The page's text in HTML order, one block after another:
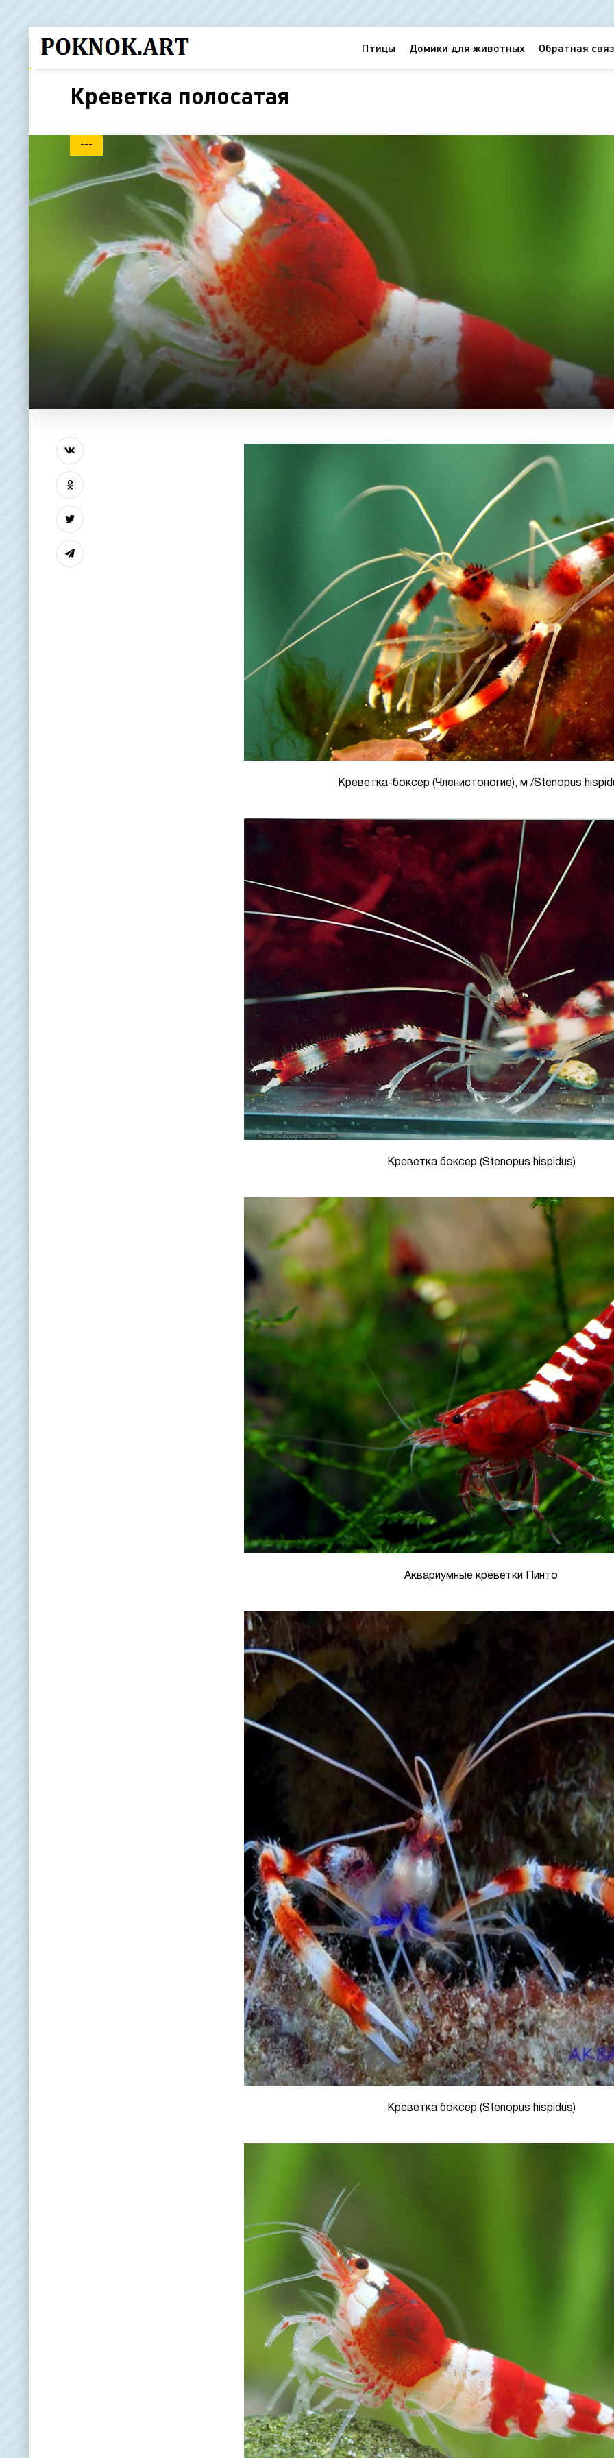
Птицы Домики для животных Обратная
Креветка полосатая
---
Креветка-боксер (Членистоногие), м /Stenopus
Креветка боксер (Stenopus hispidus)
Аквариумные креветки Пинто
Креветка боксер (Stenopus hispidus)